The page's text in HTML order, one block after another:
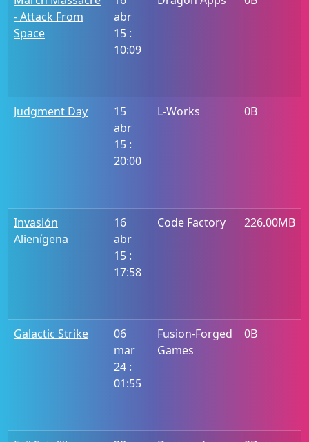
- Attack From
Space
abr
15 :
10:09
Judgment Day
15
abr
15 :
20:00
L-Works 0B
Invasión
Alienígena
16
abr
15 :
17:58
Code Factory 226.00MB
Galactic Strike
06
mar
24 :
01:55
Fusion-Forged
Games
0B